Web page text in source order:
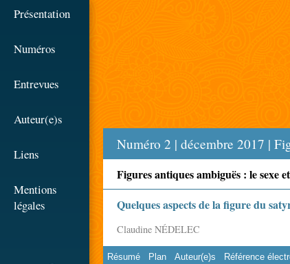
Présentation
Numéros
Entrevues
Auteur(e)s
Liens
Mentions
légales
Numéro 2 | décembre 2017 |
Figures antiques ambiguës : le sexe
Quelques aspects de la figure du
Claudine NÉDELEC
Résumé Plan Auteur(e)s Référence